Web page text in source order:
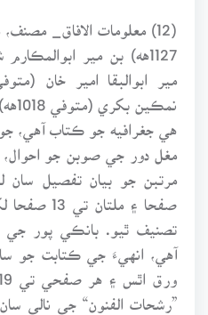
(12) معلومات الافاق_
نمڪين بکري (متوفي 1018هه)، تصنيف1123هه.
هي جغرافيه جو ڪتاب آهي،
مغل دور جي صوبن جو
تصنيف ٿيو. بانڪي پور
”رشحات الفنون“ جي نالي